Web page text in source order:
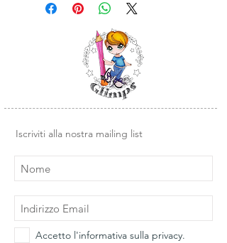
Iscriviti alla nostra mailing list
Accetto l'informativa sulla privacy.